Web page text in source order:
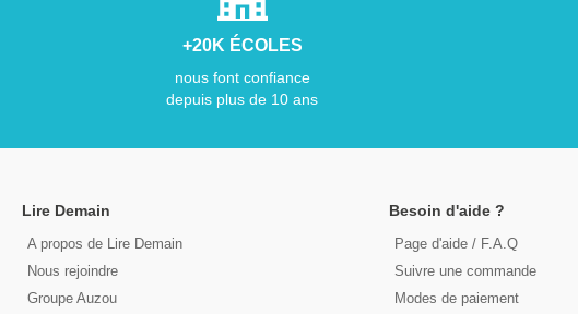
+20K ÉCOLES
nous font confiance
depuis plus de 10 ans
Lire Demain
A propos de Lire Demain
Nous rejoindre
Groupe Auzou
Besoin d'aide ?
Page d'aide / F.A.Q
Suivre une commande
Modes de paiement